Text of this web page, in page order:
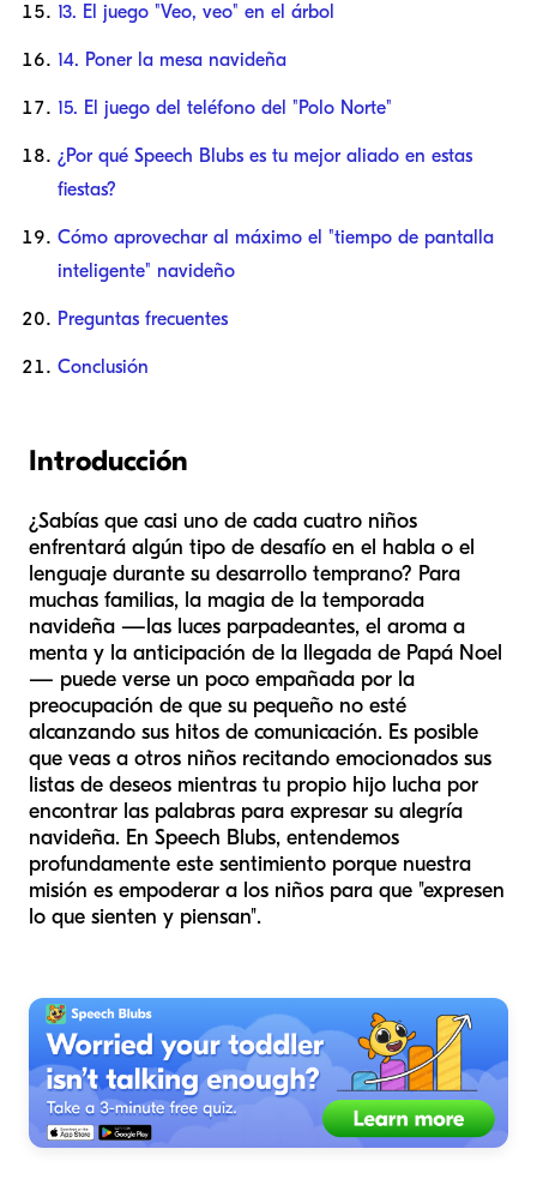
13. El juego "Veo, veo" en el árbol
14. Poner la mesa navideña
15. El juego del teléfono del "Polo Norte"
¿Por qué Speech Blubs es tu mejor aliado en estas
fiestas?
Cómo aprovechar al máximo el "tiempo de pantalla
inteligente" navideño
Preguntas frecuentes
Conclusión
Introducción
¿Sabías que casi uno de cada cuatro niños
enfrentará algún tipo de desafío en el habla o el
lenguaje durante su desarrollo temprano? Para
muchas familias, la magia de la temporada
navideña —las luces parpadeantes, el aroma a
menta y la anticipación de la llegada de Papá Noel
— puede verse un poco empañada por la
preocupación de que su pequeño no esté
alcanzando sus hitos de comunicación. Es posible
que veas a otros niños recitando emocionados sus
listas de deseos mientras tu propio hijo lucha por
encontrar las palabras para expresar su alegría
navideña. En Speech Blubs, entendemos
profundamente este sentimiento porque nuestra
misión es empoderar a los niños para que "expresen
lo que sienten y piensan".